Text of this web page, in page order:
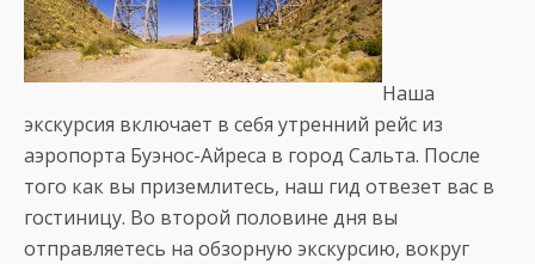
Наша
экскурсия включает в себя утренний рейс из
аэропорта Буэнос-Айреса в город Сальта. После
того как вы приземлитесь, наш гид отвезет вас в
гостиницу. Во второй половине дня вы
отправляетесь на обзорную экскурсию, вокруг